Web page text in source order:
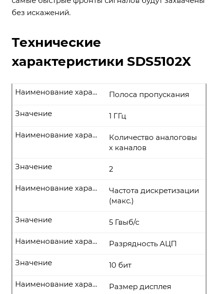
без искажений.
Технические
характеристики SDS5102X
Полоса пропускания
Наименование характеристики
1 ГГц
Значение
Количество аналоговы
х каналов
Наименование характеристики
2
Значение
Частота дискретизации
(макс.)
Наименование характеристики
5 Гвыб/с
Значение
Разрядность АЦП
Наименование характеристики
10 бит
Значение
Размер дисплея
Наименование характеристики